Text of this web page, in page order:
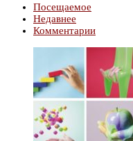
Посещаемое
Недавнее
Комментарии